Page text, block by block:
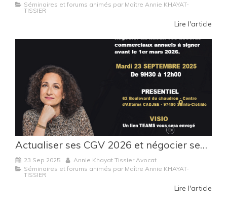
Séminaires et forums animés par Maître Annie KHAYAT-
TISSIER
Lire l'article
Actualiser ses CGV 2026 et négocier ses accords commerciaux : les clés présentées par Maître Annie Khayat-Tissier
23 Sep 2025
Annie Khayat Tissier Avocat
Séminaires et forums animés par Maître Annie KHAYAT-
TISSIER
Lire l'article